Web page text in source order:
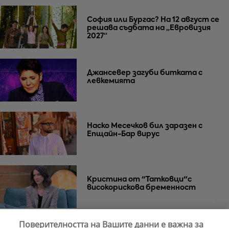
София или Бургас? На 12 август се
решава съдбата на „Евровизия
2027“
Джансевер загуби битката с
левкемията
Наско Месечков бил заразен с
Епщайн-Бар вирус
Кристина от "Татковци"с
високорискова бременност
Поверителността на Вашите данни е важна за